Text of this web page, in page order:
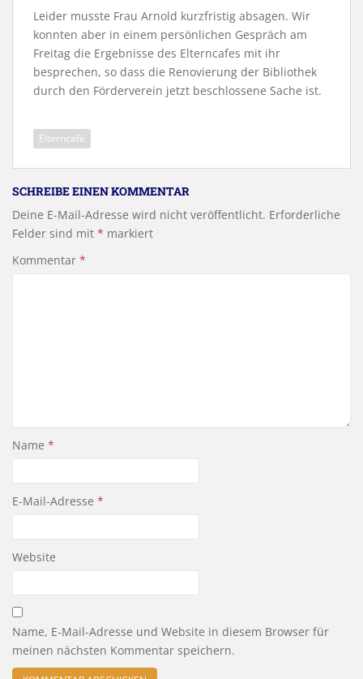
Leider musste Frau Arnold kurzfristig absagen. Wir
konnten aber in einem persönlichen Gespräch am
Freitag die Ergebnisse des Elterncafes mit ihr
besprechen, so dass die Renovierung der Bibliothek
durch den Förderverein jetzt beschlossene Sache ist.
Elterncafé
SCHREIBE EINEN KOMMENTAR
Deine E-Mail-Adresse wird nicht veröffentlicht. Erforderliche
Felder sind mit * markiert
Kommentar *
Name *
E-Mail-Adresse *
Website
Name, E-Mail-Adresse und Website in diesem Browser für
meinen nächsten Kommentar speichern.